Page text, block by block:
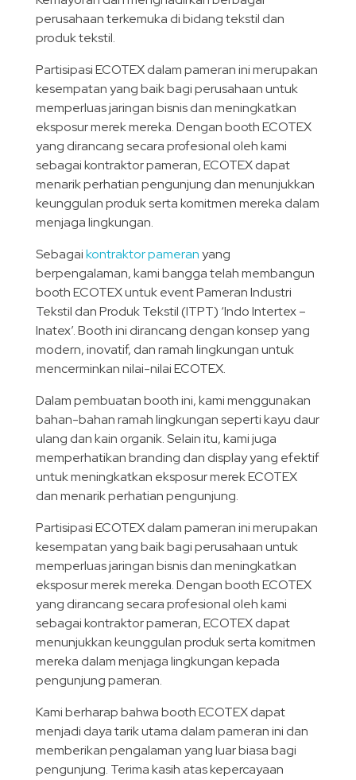
perusahaan terkemuka di bidang tekstil dan
produk tekstil.
Partisipasi ECOTEX dalam pameran ini merupakan
kesempatan yang baik bagi perusahaan untuk
memperluas jaringan bisnis dan meningkatkan
eksposur merek mereka. Dengan booth ECOTEX
yang dirancang secara profesional oleh kami
sebagai kontraktor pameran, ECOTEX dapat
menarik perhatian pengunjung dan menunjukkan
keunggulan produk serta komitmen mereka dalam
menjaga lingkungan.
Sebagaikontraktor pameranyang
berpengalaman, kami bangga telah membangun
booth ECOTEX untuk event Pameran Industri
Tekstil dan Produk Tekstil (ITPT) ‘Indo Intertex –
Inatex’. Booth ini dirancang dengan konsep yang
modern, inovatif, dan ramah lingkungan untuk
mencerminkan nilai-nilai ECOTEX.
Dalam pembuatan booth ini, kami menggunakan
bahan-bahan ramah lingkungan seperti kayu daur
ulang dan kain organik. Selain itu, kami juga
memperhatikan branding dan display yang efektif
untuk meningkatkan eksposur merek ECOTEX
dan menarik perhatian pengunjung.
Partisipasi ECOTEX dalam pameran ini merupakan
kesempatan yang baik bagi perusahaan untuk
memperluas jaringan bisnis dan meningkatkan
eksposur merek mereka. Dengan booth ECOTEX
yang dirancang secara profesional oleh kami
sebagai kontraktor pameran, ECOTEX dapat
menunjukkan keunggulan produk serta komitmen
mereka dalam menjaga lingkungan kepada
pengunjung pameran.
Kami berharap bahwa booth ECOTEX dapat
menjadi daya tarik utama dalam pameran ini dan
memberikan pengalaman yang luar biasa bagi
pengunjung. Terima kasih atas kepercayaan